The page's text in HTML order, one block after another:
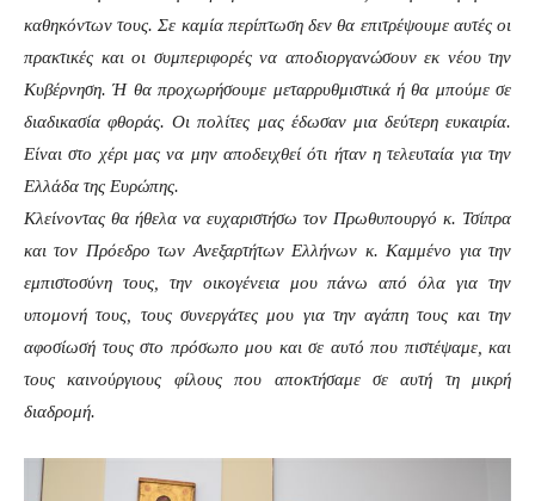
καθηκόντων τους. Σε καμία περίπτωση δεν θα επιτρέψουμε αυτές οι
πρακτικές και οι συμπεριφορές να αποδιοργανώσουν εκ νέου την
Κυβέρνηση. Ή θα προχωρήσουμε μεταρρυθμιστικά ή θα μπούμε σε
διαδικασία φθοράς. Οι πολίτες μας έδωσαν μια δεύτερη ευκαιρία.
Είναι στο χέρι μας να μην αποδειχθεί ότι ήταν η τελευταία για την
Ελλάδα της Ευρώπης.
Κλείνοντας θα ήθελα να ευχαριστήσω τον Πρωθυπουργό κ. Τσίπρα
και τον Πρόεδρο των Ανεξαρτήτων Ελλήνων κ. Καμμένο για την
εμπιστοσύνη τους, την οικογένεια μου πάνω από όλα για την
υπομονή τους, τους συνεργάτες μου για την αγάπη τους και την
αφοσίωσή τους στο πρόσωπο μου και σε αυτό που πιστέψαμε, και
τους καινούργιους φίλους που αποκτήσαμε σε αυτή τη μικρή
διαδρομή.